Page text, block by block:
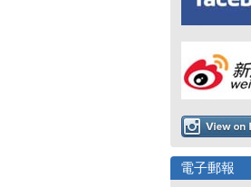
電子郵報